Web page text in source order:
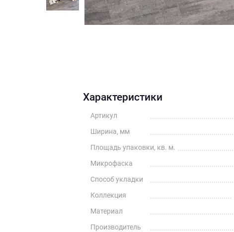
Характеристики
Артикул
Ширина, мм
Площадь упаковки, кв. м.
Микрофаска
Способ укладки
Коллекция
Материал
Производитель